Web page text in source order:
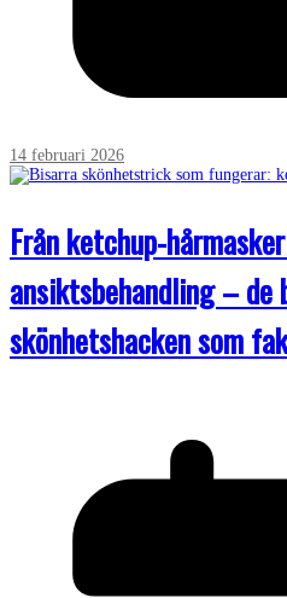
14 februari 2026
Från ketchup-
ansiktsbehandling – de
skönhetshacken som